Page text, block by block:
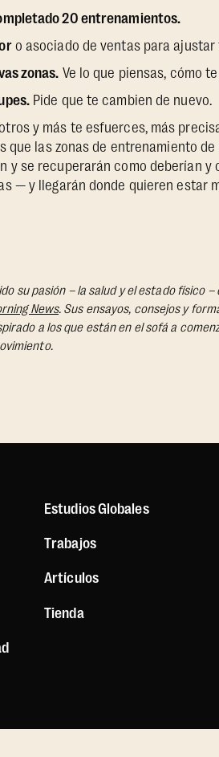
20 entrenamientos.
o asociado de ventas para ajustar
zonas. Ve lo que piensas, cómo
Pide que te cambien de nuevo.
y más te esfuerces, más
que las zonas de entrenamiento
y se recuperarán como deberían y
— y llegarán donde quieren estar
su pasión – la salud y el estado físico
News. Sus ensayos, consejos y
a los que están en el sofá a
Estudios Globales
Trabajos
Artículos
Tienda